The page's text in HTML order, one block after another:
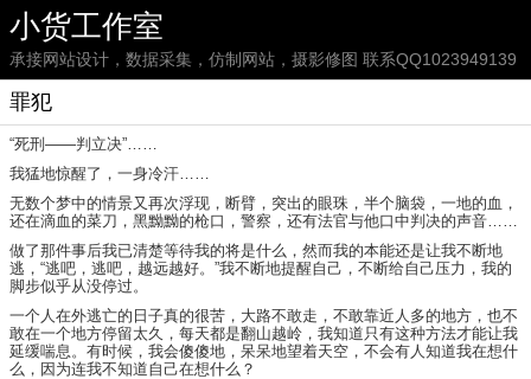
小货工作室
承接网站设计，数据采集，仿制网站，摄影修图 联系QQ1023949139
罪犯
“死刑——判立决”……
我猛地惊醒了，一身冷汗……
无数个梦中的情景又再次浮现，断臂，突出的眼珠，半个脑袋，一地的血，
还在滴血的菜刀，黑黝黝的枪口，警察，还有法官与他口中判决的声音……
做了那件事后我已清楚等待我的将是什么，然而我的本能还是让我不断地
逃，“逃吧，逃吧，越远越好。”我不断地提醒自己，不断给自己压力，我的
脚步似乎从没停过。
一个人在外逃亡的日子真的很苦，大路不敢走，不敢靠近人多的地方，也不
敢在一个地方停留太久，每天都是翻山越岭，我知道只有这种方法才能让我
延缓喘息。有时候，我会傻傻地，呆呆地望着天空，不会有人知道我在想什
么，因为连我不知道自己在想什么？